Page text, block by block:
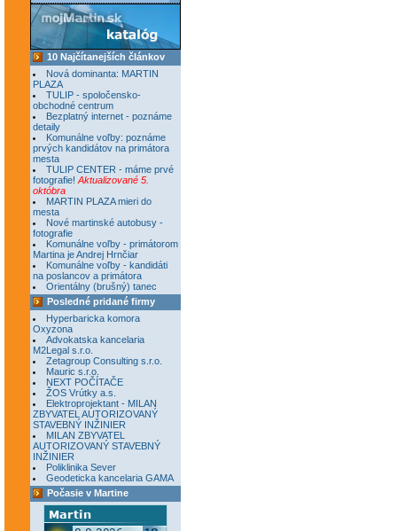
10 Najčítanejších článkov
Nová dominanta: MARTIN
PLAZA
TULIP - spoločensko-
obchodné centrum
Bezplatný internet - poznáme
detaily
Komunálne voľby: poznáme
prvých kandidátov na primátora
mesta
TULIP CENTER - máme prvé
fotografie! Aktualizované 5.
októbra
MARTIN PLAZA mieri do
mesta
Nové martinské autobusy -
fotografie
Komunálne voľby - primátorom
Martina je Andrej Hrnčiar
Komunálne voľby - kandidáti
na poslancov a primátora
Orientálny (brušný) tanec
Posledné pridané firmy
Hyperbaricka komora
Oxyzona
Advokatska kancelaria
M2Legal s.r.o.
Zetagroup Consulting s.r.o.
Mauric s.r.o.
NEXT POČÍTAČE
ŽOS Vrútky a.s.
Elektroprojektant - MILAN
ZBYVATEL AUTORIZOVANÝ
STAVEBNÝ INŽINIER
MILAN ZBYVATEL
AUTORIZOVANÝ STAVEBNÝ
INŽINIER
Poliklinika Sever
Geodeticka kancelaria GAMA
Počasie v Martine